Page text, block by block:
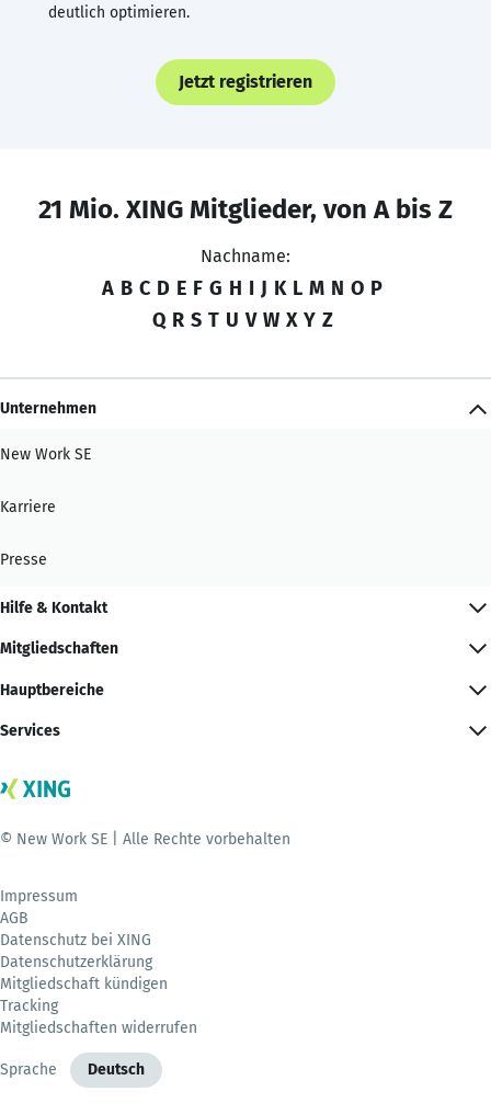
deutlich optimieren.
Jetzt registrieren
21 Mio. XING Mitglieder, von A bis Z
Nachname:
A B C D E F G H I J K L M N O P
Q R S T U V W X Y Z
Unternehmen
New Work SE
Karriere
Presse
Hilfe & Kontakt
Mitgliedschaften
Hauptbereiche
Services
© New Work SE | Alle Rechte vorbehalten
Impressum
AGB
Datenschutz bei XING
Datenschutzerklärung
Mitgliedschaft kündigen
Tracking
Mitgliedschaften widerrufen
Sprache Deutsch